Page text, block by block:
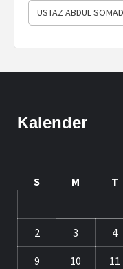
USTAZ ABDUL SOMAD
Kalender
S
M T
2 3 4
9 10 11